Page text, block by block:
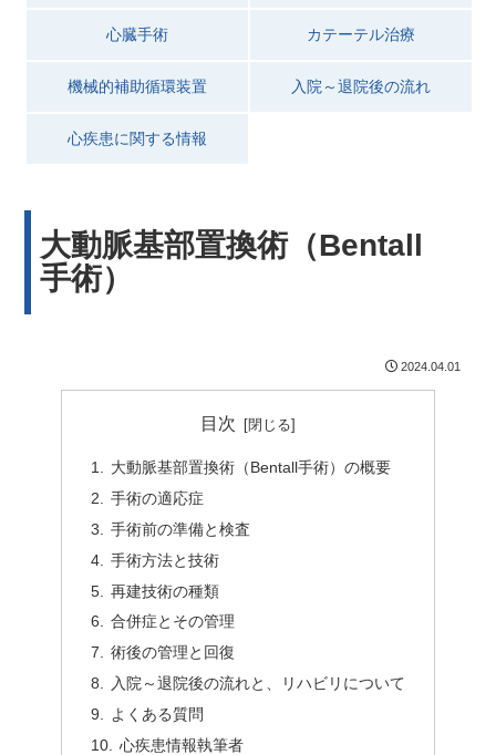
心臓手術 カテーテル治療
機械的補助循環装置 入院～退院後の流れ
心疾患に関する情報
大動脈基部置換術（Bentall
手術）
2024.04.01
目次
大動脈基部置換術（Bentall手術）の概要
手術の適応症
手術前の準備と検査
手術方法と技術
再建技術の種類
合併症とその管理
術後の管理と回復
入院～退院後の流れと、リハビリについて
よくある質問
心疾患情報執筆者